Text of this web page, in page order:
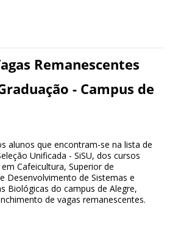
Remanescentes
- Campus de
alunos que encontram-se na lista de
Unificada - SiSU, dos cursos
Cafeicultura, Superior de
Desenvolvimento de Sistemas e
Biológicas do campus de Alegre,
de vagas remanescentes.